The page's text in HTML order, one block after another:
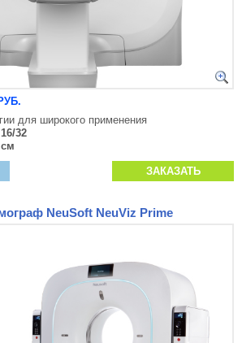
для широкого применения
32
ЗАКАЗАТЬ
NeuSoft NeuViz Prime